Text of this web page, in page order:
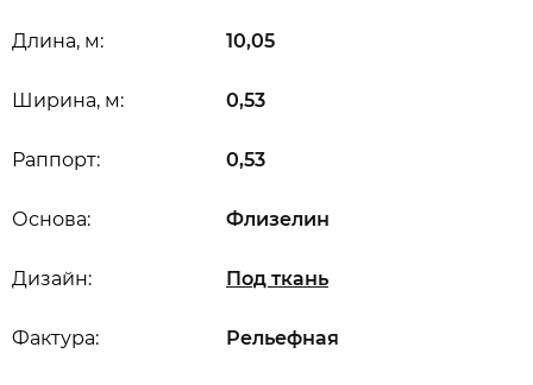
Длина, м: 10,05
Ширина, м: 0,53
Раппорт: 0,53
Дизайн: Под ткань
Основа: Флизелин
Фактура: Рельефная